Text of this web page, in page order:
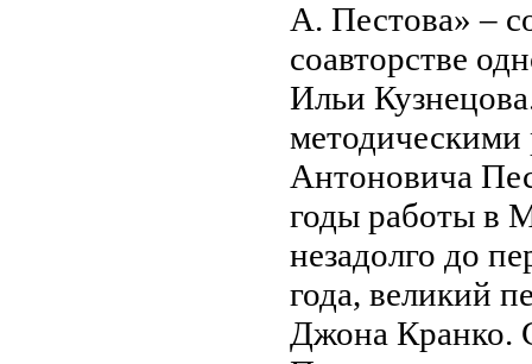
А. Пестова» –
соавторстве
Ильи
методическими
Антоновича
годы работы в
незадолго до
года, великий
Джона Кранко.